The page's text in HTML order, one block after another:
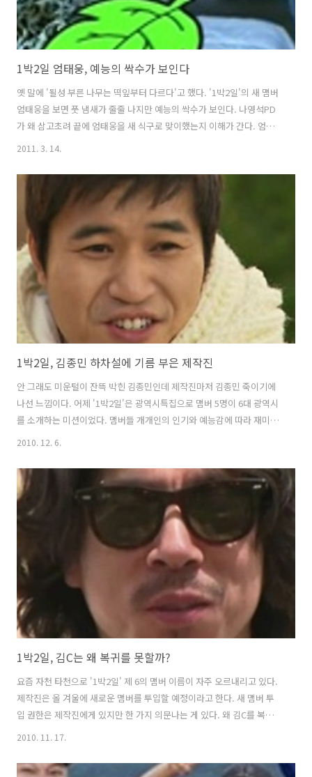
1박2일 엄태웅, 예능의 싹수가 보인다
옛 말에 '될성 부른 나무는 떡잎부터 다르다'고 했다. '1박2일'의 새 맴버
엄태웅을 보면 풋 냄새가 줄줄 나지만 예능의 싹수가 보인다. 나영석PD
가 왜 삼고초려 끝에 엄태웅을 새 식구로 맞이했는지 이해가 간다. 엄태
민과는 완전히 달랐다. 왜 엄태웅이 첫 출연부터 대중들을 열광하게 하
고, 김종민이 복귀 1년이 넘도록 비난을 받는지 한 번 곰곰히 생각해봤
다. 만 3년 3개월 만에 맞은 '1박2일'의 새식구 엄태웅의 환영 방식은 기
존 맴버와는 달랐다. 첫 촬영을 앞두고 밤 잠을 설치다가 새벽녘에야 잠
든 엄태웅 자택을 맴버들이 기습을 한 것이다. 속옷 차림으로 자다가 난
데없..
2011. 3. 14.
1박2일, 김종민 하차설에 기름 부은 제작진
안 그래도 미운털이 잔뜩 박힌 김종민인데 제작진마저 김종민 죽이기에
나선 느낌이다. 어제 '1박2일'은 광역시특집으로 맴버 5명이 6대 광역시
를 소개하는 미션이었다. 맴버들 개개인의 인기와 예능감에 따라 재미는
하늘과 땅 차이였다. 그중 가장 인기를 끈 것은 역시 이승기였고, 김종민
데 그 이유가 바로 제작진때문이었다. 우선 제작진의 욕심이 너무 과한
것 같다. 6대 광역시 특집을 하면서 갑작스럽게 야구선수 이종범, 양준혁
선수를 섭외해 등장시키고, 대구와 부산 등 5대 광역시로 뿔뿔히 흩어진
맴버들을 조금씩 보여주니 산만하고 집중하기가 쉽지 않았다. 오프닝때
맴버들이 너무 힘들다며 '막돼먹은 나PD'라고 한 말을 좀 새겨들어야 할
2010. 12. 6.
1박2일, 김C는 왜 복귀를 못할까?
요즘 자천 타천으로 '1박2일' 제 6의 맴버 이름이 자주 오르내리고 있다.
제작진은 올 겨울에 새로운 맴버를 투입할 예정이라고 한다. 새 맴버 투
입 권한은 제작진에게 있지만 한 가지 의문나는 게 있다. 왜 김C를 복귀
집해제 후 복귀한 김종민의 예능감이 살아나지 않아 김C 하차때 말도 참
2010. 11. 17.